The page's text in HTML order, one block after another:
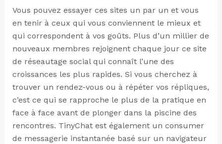
Vous pouvez essayer ces sites un par un et vous
en tenir à ceux qui vous conviennent le mieux et
qui correspondent à vos goûts. Plus d’un millier de
nouveaux membres rejoignent chaque jour ce site
de réseautage social qui connaît l’une des
croissances les plus rapides. Si vous cherchez à
trouver un rendez-vous ou à répéter vos répliques,
c’est ce qui se rapproche le plus de la pratique en
face à face avant de plonger dans la piscine des
rencontres. TinyChat est également un consumer
de messagerie instantanée basé sur un navigateur